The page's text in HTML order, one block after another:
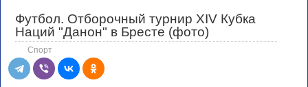
Футбол. Отборочный турнир XIV Кубка
Наций "Данон" в Бресте (фото)
Спорт